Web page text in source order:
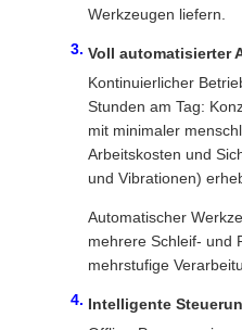
Werkzeugen liefern.
Voll automatisierter
Kontinuierlicher
Stunden am Tag:
mit minimaler
Arbeitskosten und
und Vibrationen)
Automatischer
mehrere Schleif- und
mehrstufige
Intelligente